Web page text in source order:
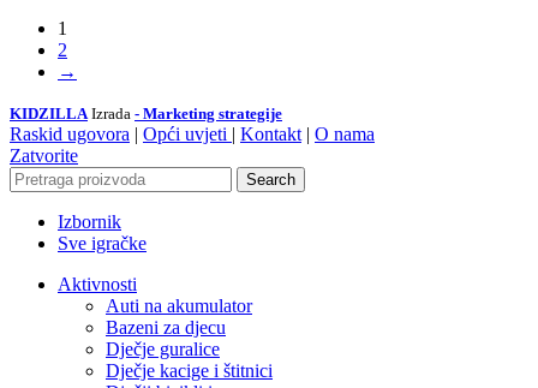
1
2
→
KIDZILLA Izrada - Marketing strategije
Raskid ugovora | Opći uvjeti | Kontakt | O nama
Zatvorite
Search
Izbornik
Sve igračke
Aktivnosti
Auti na akumulator
Bazeni za djecu
Dječje guralice
Dječje kacige i štitnici